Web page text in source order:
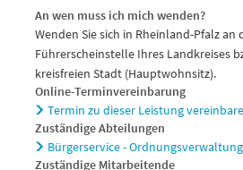
An wen muss ich mich wenden?
Wenden Sie sich in Rheinland-Pfalz an
Führerscheinstelle Ihres Landkreises
kreisfreien Stadt (Hauptwohnsitz).
Online-Terminvereinbarung
Termin zu dieser Leistung
Zuständige Abteilungen
Bürgerservice -
Zuständige Mitarbeitende